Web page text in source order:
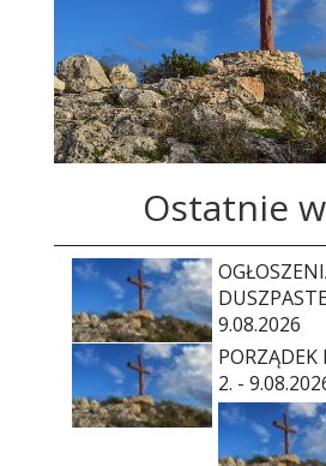
Ostatnie
9.08.2026
2. -